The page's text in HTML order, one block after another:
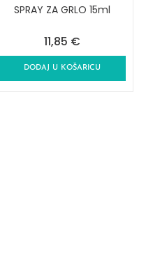
SPRAY ZA GRLO 15ml
11,85 €
DODAJ U KOŠARICU